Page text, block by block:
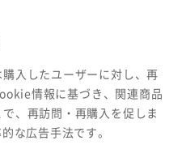
入したユーザーに対し、再
情報に基づき、関連商品
、再訪問・再購入を促しま
な広告手法です。